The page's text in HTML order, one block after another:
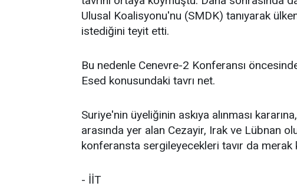
Ulusal Koalisyonu'nu (SMDK) tanıyarak
istediğini teyit etti.
Bu nedenle Cenevre-2 Konferansı
Esed konusundaki tavrı net.
Suriye'nin üyeliğinin askıya alınması
arasında yer alan Cezayir, Irak ve Lübnan
konferansta sergileyecekleri tavır da merak
- İİT